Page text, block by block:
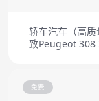
轿车汽车（高质
致Peugeot 308
免费